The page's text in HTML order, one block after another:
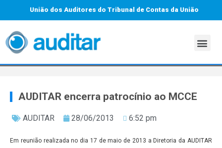
União dos Auditores do Tribunal de Contas da União
AUDITAR encerra patrocínio ao MCCE
AUDITAR 28/06/2013 6:52 pm
Em reunião realizada no dia 17 de maio de 2013 a Diretoria da AUDITAR